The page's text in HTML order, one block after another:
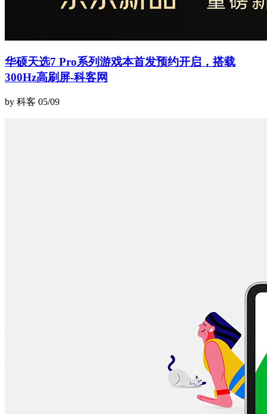
华硕天选7 Pro系列游戏本首发预约开启，搭载
300Hz高刷屏-科客网
by 科客 05/09